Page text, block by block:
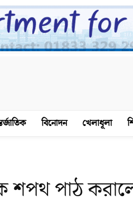
বিনোদন খেলাধূলা
শপথ পাঠ